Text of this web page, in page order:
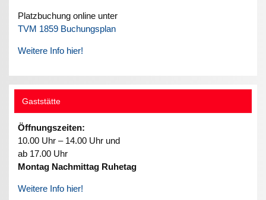
Platzbuchung online unter
TVM 1859 Buchungsplan
Weitere Info hier!
Gaststätte
Öffnungszeiten:
10.00 Uhr – 14.00 Uhr und
ab 17.00 Uhr
Montag Nachmittag Ruhetag
Weitere Info hier!